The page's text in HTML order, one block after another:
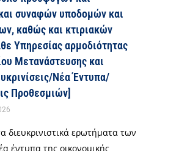
συναφών υποδομών και
καθώς και κτιριακών
Υπηρεσίας αρμοδιότητας
Μετανάστευσης και
Νέα Έντυπα/
Προθεσμιών]
διευκρινιστικά ερωτήματα των
έντυπα της οικονομικής